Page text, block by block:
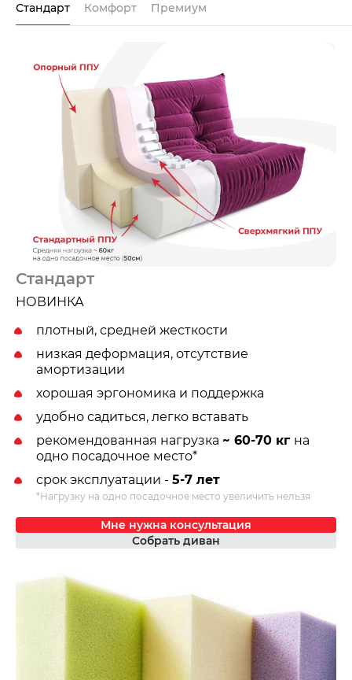
Стандарт Комфорт Премиум
Стандарт
НОВИНКА
плотный, средней жесткости
низкая деформация, отсутствие
амортизации
хорошая эргономика и поддержка
удобно садиться, легко вставать
рекомендованная нагрузка ~ 60-70 кг на
одно посадочное место*
срок эксплуатации - 5-7 лет
*Нагрузку на одно посадочное место увеличить нельзя
Мне нужна консультация
Собрать диван